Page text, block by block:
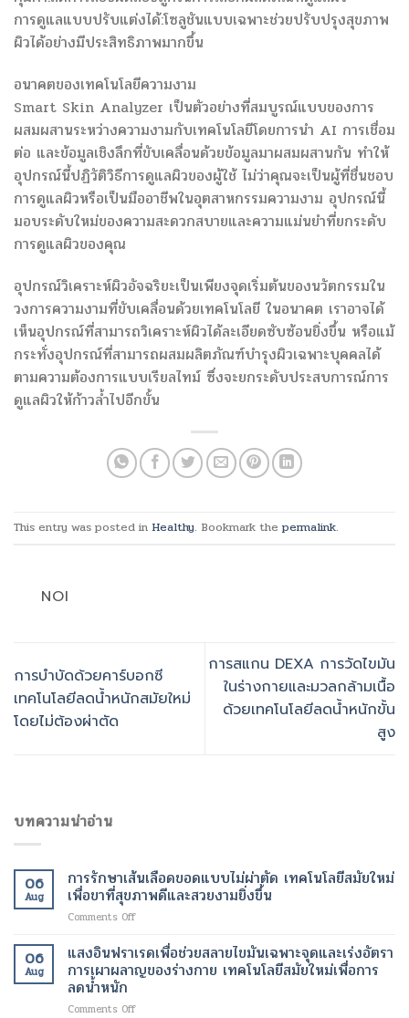
การดูแลแบบปรับแต่งได้:โซลูชันแบบเฉพาะช่วยปรับปรุงสุขภาพ
ผิวได้อย่างมีประสิทธิภาพมากขึ้น
อนาคตของเทคโนโลยีความงาม
Smart Skin Analyzer เป็นตัวอย่างที่สมบูรณ์แบบของการ
ผสมผสานระหว่างความงามกับเทคโนโลยีโดยการนำ AI การเชื่อม
ต่อ และข้อมูลเชิงลึกที่ขับเคลื่อนด้วยข้อมูลมาผสมผสานกัน ทำให้
อุปกรณ์นี้ปฏิวัติวิธีการดูแลผิวของผู้ใช้ ไม่ว่าคุณจะเป็นผู้ที่ชื่นชอบ
การดูแลผิวหรือเป็นมืออาชีพในอุตสาหกรรมความงาม อุปกรณ์นี้
มอบระดับใหม่ของความสะดวกสบายและความแม่นยำที่ยกระดับ
การดูแลผิวของคุณ
อุปกรณ์วิเคราะห์ผิวอัจฉริยะเป็นเพียงจุดเริ่มต้นของนวัตกรรมใน
วงการความงามที่ขับเคลื่อนด้วยเทคโนโลยี ในอนาคต เราอาจได้
เห็นอุปกรณ์ที่สามารถวิเคราะห์ผิวได้ละเอียดซับซ้อนยิ่งขึ้น หรือแม้
กระทั่งอุปกรณ์ที่สามารถผสมผลิตภัณฑ์บำรุงผิวเฉพาะบุคคลได้
ตามความต้องการแบบเรียลไทม์ ซึ่งจะยกระดับประสบการณ์การ
ดูแลผิวให้ก้าวล้ำไปอีกขั้น
This entry was posted in Healthy. Bookmark the permalink.
NOI
การบำบัดด้วยคาร์บอกซี
เทคโนโลยีลดน้ำหนักสมัยใหม่
โดยไม่ต้องผ่าตัด
การสแกน DEXA การวัดไขมัน
ในร่างกายและมวลกล้ามเนื้อ
ด้วยเทคโนโลยีลดน้ำหนักขั้น
สูง
บทความน่าอ่าน
06
Aug
การรักษาเส้นเลือดขอดแบบไม่ผ่าตัด เทคโนโลยีสมัยใหม่
เพื่อขาที่สุขภาพดีและสวยงามยิ่งขึ้น
Comments Offon
รักษา
เส้นเลือด
ขอด
ไม่
06
Aug
แสงอินฟราเรดเพื่อช่วยสลายไขมันเฉพาะจุดและเร่งอัตรา
การเผาผลาญของร่างกาย เทคโนโลยีสมัยใหม่เพื่อการ
ลดน้ำหนัก
Comments Offon